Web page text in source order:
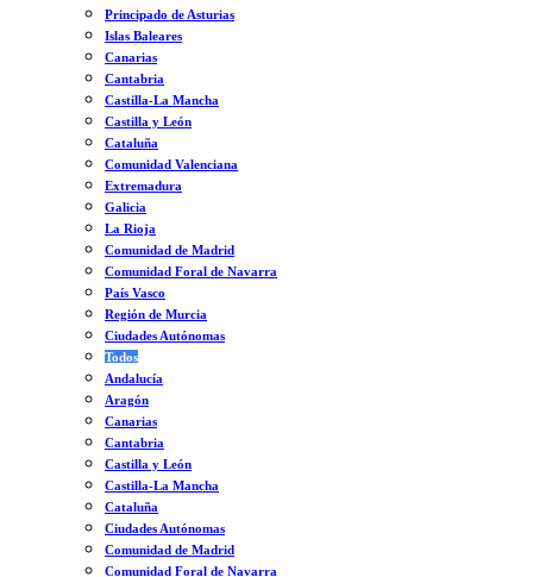
Principado de Asturias
Islas Baleares
Canarias
Cantabria
Castilla-La Mancha
Castilla y León
Cataluña
Comunidad Valenciana
Extremadura
Galicia
La Rioja
Comunidad de Madrid
Comunidad Foral de Navarra
País Vasco
Región de Murcia
Ciudades Autónomas
Todos
Andalucía
Aragón
Canarias
Cantabria
Castilla y León
Castilla-La Mancha
Cataluña
Ciudades Autónomas
Comunidad de Madrid
Comunidad Foral de Navarra